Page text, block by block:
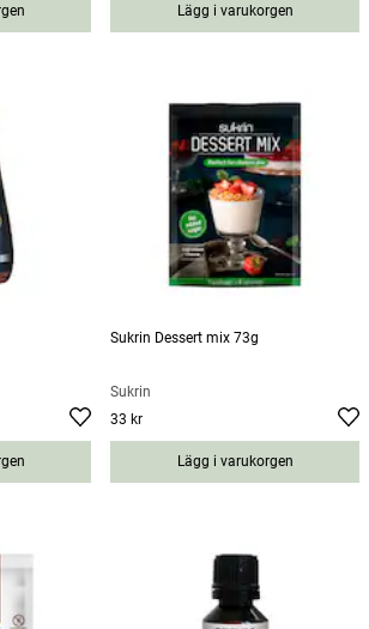
Lägg i varukorgen
Sukrin Dessert mix 73g
Sukrin
Pris
33 kr
Lägg i varukorgen